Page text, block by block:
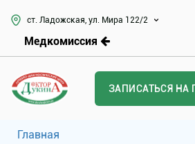
ст. Ладожская, ул. Мира 122/2
Медкомиссия
ЗАПИСАТЬСЯ НА
Главная